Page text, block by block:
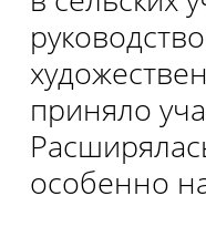
приняло
особенно